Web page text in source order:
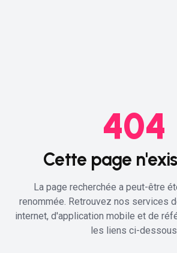
404
Cette page
La page recherchée a peut-être
renommée. Retrouvez nos services
internet, d'application mobile et de
les liens ci-